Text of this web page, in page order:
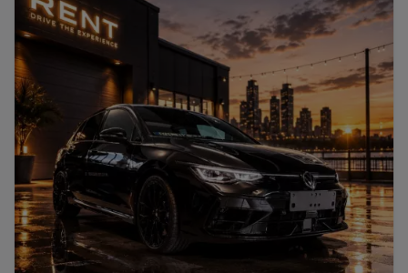
McLaren Jaguar
Tesla Chevrolet Dodge
Bentley Rolls Royce Aston Martin
Wann
Zeitraum wählen